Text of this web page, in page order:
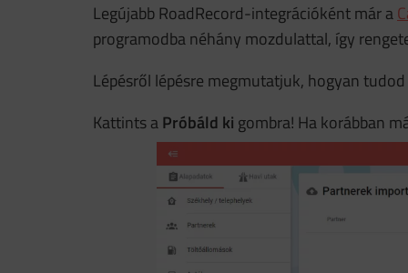
Legújabb RoadRecord-integrációként már a
programodba néhány mozdulattal, így
Lépésről lépésre megmutatjuk, hogyan
Kattints aPróbáld ki gombra! Ha korábban